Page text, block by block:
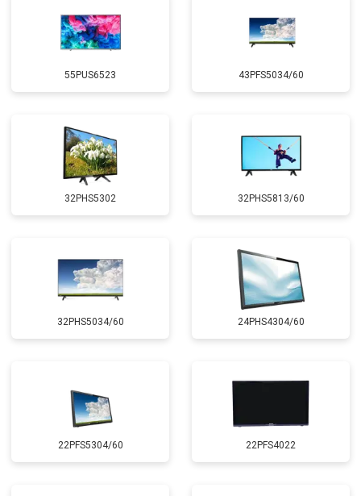
55PUS6523 43PFS5034/60
32PHS5302 32PHS5813/60
32PHS5034/60 24PHS4304/60
22PFS5304/60 22PFS4022